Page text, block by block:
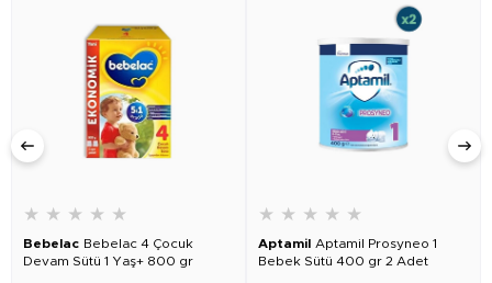
★ ★ ★ ★ ★
Bebelac Bebelac 4 Çocuk
Devam Sütü 1 Yaş+ 800 gr
★ ★ ★ ★ ★
Aptamil Aptamil Prosyneo 1
Bebek Sütü 400 gr 2 Adet